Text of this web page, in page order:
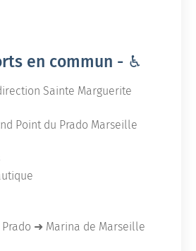
en commun - ♿︎
Sainte Marguerite
Point du Prado Marseille
Prado ➜ Marina de Marseille